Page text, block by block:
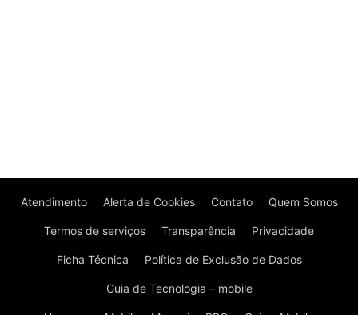
Atendimento Alerta de Cookies Contato Quem Somos
Termos de serviços Transparência Privacidade
Ficha Técnica Política de Exclusão de Dados
Guia de Tecnologia – mobile